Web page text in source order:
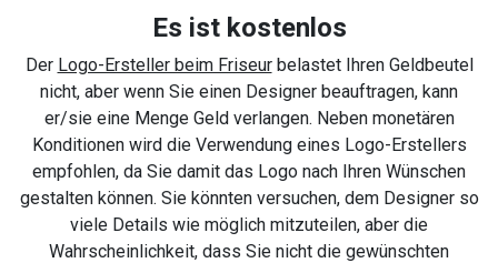
Es ist kostenlos
Der Logo-Ersteller beim Friseurbelastet Ihren Geldbeutel
nicht, aber wenn Sie einen Designer beauftragen, kann
er/sie eine Menge Geld verlangen. Neben monetären
Konditionen wird die Verwendung eines Logo-Erstellers
empfohlen, da Sie damit das Logo nach Ihren Wünschen
gestalten können. Sie könnten versuchen, dem Designer so
viele Details wie möglich mitzuteilen, aber die
Wahrscheinlichkeit, dass Sie nicht die gewünschten